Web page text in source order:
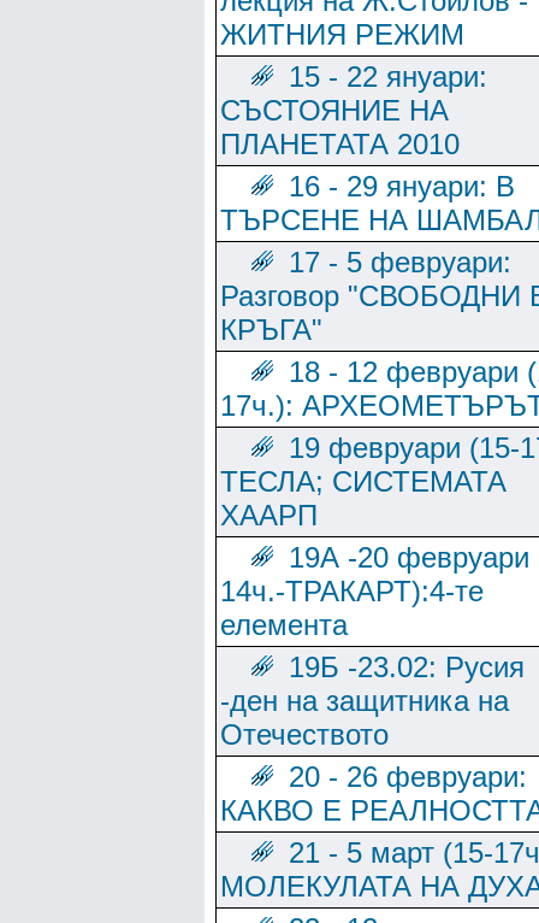
ЖИТНИЯ РЕЖИМ
15 - 22 януари:
СЪСТОЯНИЕ НА
ПЛАНЕТАТА 2010
16 - 29 януари: В
ТЪРСЕНЕ НА
17 - 5 февруари:
Разговор "СВОБОДНИ
КРЪГА"
18 - 12 февруари
17ч.):
19 февруари (15-
ТЕСЛА; СИСТЕМАТА
ХААРП
19А -20 февруари
14ч.-ТРАКАРТ):4-те
елемента
19Б -23.02: Русия
-ден на защитника на
Отечеството
20 - 26 февруари:
КАКВО Е
21 - 5 март (15-
МОЛЕКУЛАТА НА